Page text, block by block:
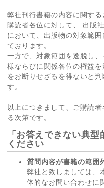
弊社刊行書籍の内容に関す
購読者各位に対して、 出版
において、出版物の対象範
ております。
一方で、対象範囲を逸脱し
様ならびに関係各位の権益
をお断りせざるを得ないと
す。
以上につきまして、ご購読
る次第です。
「お答えできない典
ください
質問内容が書籍の範囲
弊社と致しましては、
体的なお問い合わせに